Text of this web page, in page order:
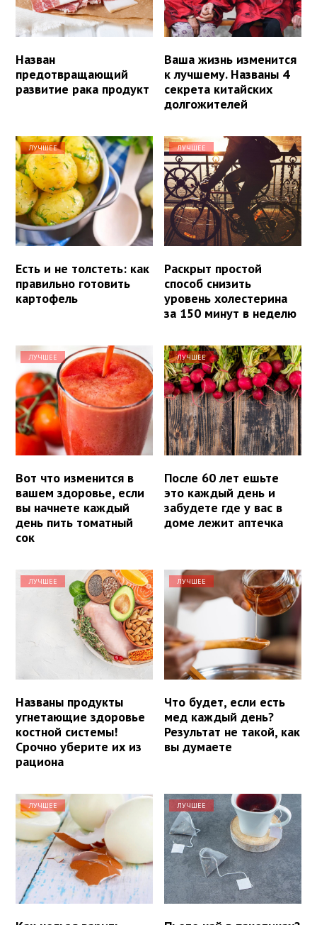
Назван
предотвращающий
развитие рака продукт
Ваша жизнь изменится
к лучшему. Названы 4
секрета китайских
долгожителей
ЛУЧШЕЕ
Есть и не толстеть: как
правильно готовить
картофель
ЛУЧШЕЕ
Раскрыт простой
способ снизить
уровень холестерина
за 150 минут в неделю
ЛУЧШЕЕ
Вот что изменится в
вашем здоровье, если
вы начнете каждый
день пить томатный
сок
ЛУЧШЕЕ
После 60 лет ешьте
это каждый день и
забудете где у вас в
доме лежит аптечка
ЛУЧШЕЕ
Названы продукты
угнетающие здоровье
костной системы!
Срочно уберите их из
рациона
ЛУЧШЕЕ
Что будет, если есть
мед каждый день?
Результат не такой, как
вы думаете
ЛУЧШЕЕ ЛУЧШЕЕ